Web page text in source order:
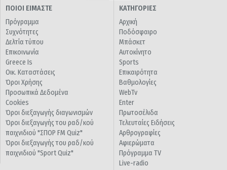
ΠΟΙΟΙ ΕΙΜΑΣΤΕ
Πρόγραμμα
Συχνότητες
Δελτία τύπου
Επικοινωνία
Greece Is
Οικ. Καταστάσεις
Όροι Χρήσης
Προσωπικά Δεδομένα
Cookies
Όροι διεξαγωγής διαγωνισμών
Όροι διεξαγωγής του ραδ/κού
παιχνιδιού "ΣΠΟΡ FM Quiz"
Όροι διεξαγωγής του ραδ/κού
παιχνιδιού "Sport Quiz"
ΚΑΤΗΓΟΡΙΕΣ
Αρχική
Ποδόσφαιρο
Μπάσκετ
Αυτοκίνητο
Sports
Επικαιρότητα
Βαθμολογίες
WebTv
Enter
Πρωτοσέλιδα
Τελευταίες Ειδήσεις
Αρθρογραφίες
Αφιερώματα
Πρόγραμμα TV
Live-radio